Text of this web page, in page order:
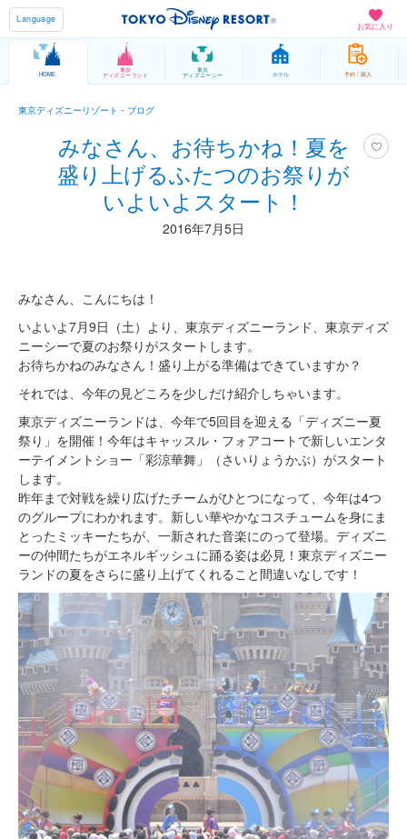
お気に入り
Language
HOME
東京
ディズニーランド
東京
ディズニーシー ホテル 予約 / 購入
東京ディズニーリゾート・ブログ
みなさん、お待ちかね！夏を
盛り上げるふたつのお祭りが
いよいよスタート！
2016年7月5日
みなさん、こんにちは！
いよいよ7月9日（土）より、東京ディズニーランド、東京ディズ
ニーシーで夏のお祭りがスタートします。
お待ちかねのみなさん！盛り上がる準備はできていますか？
それでは、今年の見どころを少しだけ紹介しちゃいます。
東京ディズニーランドは、今年で5回目を迎える「ディズニー夏
祭り」を開催！今年はキャッスル・フォアコートで新しいエンタ
ーテイメントショー「彩涼華舞」（さいりょうかぶ）がスタート
します。
昨年まで対戦を繰り広げたチームがひとつになって、今年は4つ
のグループにわかれます。新しい華やかなコスチュームを身にま
とったミッキーたちが、一新された音楽にのって登場。ディズニ
ーの仲間たちがエネルギッシュに踊る姿は必見！東京ディズニー
ランドの夏をさらに盛り上げてくれること間違いなしです！